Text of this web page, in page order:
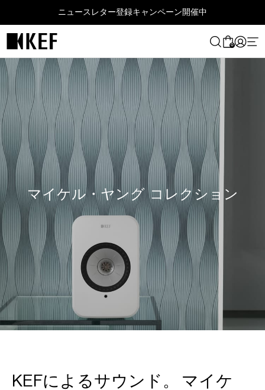
テ
ツ
に
キ
ッ
プ
る
ニュースレター登録キャンペーン開催中
0
マイケル・ヤング コレクション
KEFによるサウンド。 マイケ